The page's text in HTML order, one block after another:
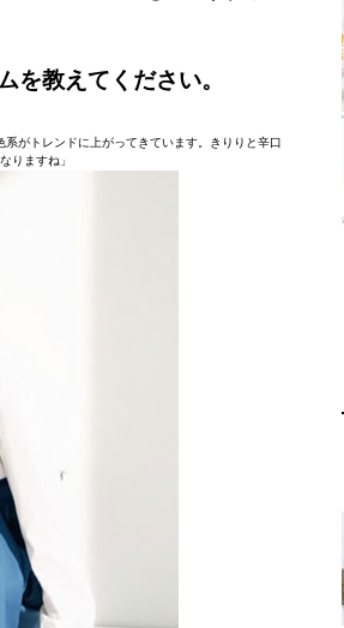
を教えてください。
がトレンドに上がってきています。きりりと辛口
りますね」